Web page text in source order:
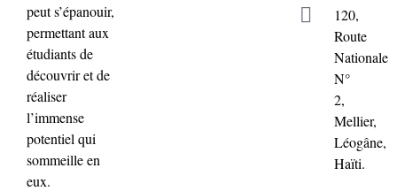
peut s’épanouir,
permettant aux
étudiants de
découvrir et de
réaliser
l’immense
potentiel qui
sommeille en
eux.
120,
Route
Nationale
N°
2,
Mellier,
Léogâne,
Haïti.